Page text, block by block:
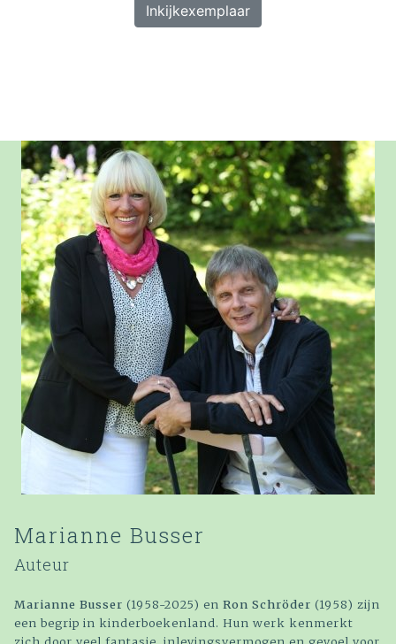
Inkijkexemplaar
Marianne Busser
Auteur
Marianne Busser (1958-2025) en Ron Schröder (1958) zijn
een begrip in kinderboekenland. Hun werk kenmerkt
zich door veel fantasie, inlevingsvermogen en gevoel voor